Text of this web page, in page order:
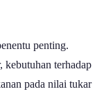
penting.
terhadap
pada nilai tukar